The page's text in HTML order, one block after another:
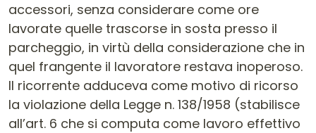
accessori, senza considerare come ore
lavorate quelle trascorse in sosta presso il
parcheggio, in virtù della considerazione che in
quel frangente il lavoratore restava inoperoso.
Il ricorrente adduceva come motivo di ricorso
la violazione della Legge n. 138/1958 (stabilisce
all’art. 6 che si computa come lavoro effettivo